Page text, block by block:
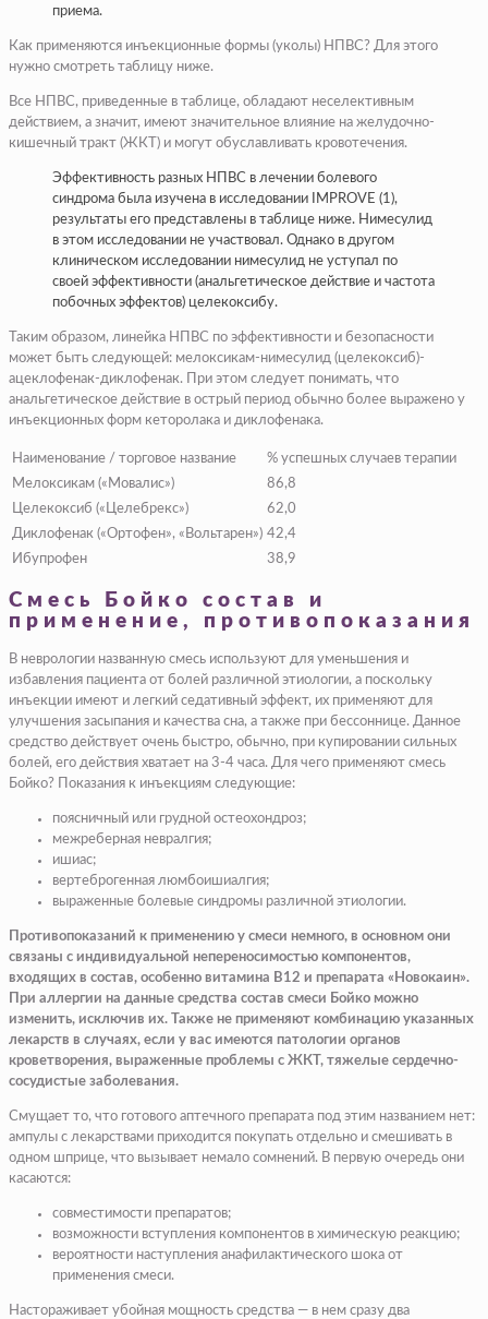
приема.
Как применяются инъекционные формы (уколы) НПВС? Для этого
нужно смотреть таблицу ниже.
Все НПВС, приведенные в таблице, обладают неселективным
действием, а значит, имеют значительное влияние на желудочно-
кишечный тракт (ЖКТ) и могут обуславливать кровотечения.
Эффективность разных НПВС в лечении болевого
синдрома была изучена в исследовании IMPROVE (1),
результаты его представлены в таблице ниже. Нимесулид
в этом исследовании не участвовал. Однако в другом
клиническом исследовании нимесулид не уступал по
своей эффективности (анальгетическое действие и частота
побочных эффектов) целекоксибу.
Таким образом, линейка НПВС по эффективности и безопасности
может быть следующей: мелоксикам-нимесулид (целекоксиб)-
ацеклофенак-диклофенак. При этом следует понимать, что
анальгетическое действие в острый период обычно более выражено у
инъекционных форм кеторолака и диклофенака.
Наименование / торговое название
% успешных случаев терапии
Мелоксикам («Мовалис»)
86,8
Целекоксиб («Целебрекс»)
62,0
Диклофенак («Ортофен», «Вольтарен») 42,4
Ибупрофен
38,9
Смесь Бойко состав и
применение, противопоказания
В неврологии названную смесь используют для уменьшения и
избавления пациента от болей различной этиологии, а поскольку
инъекции имеют и легкий седативный эффект, их применяют для
улучшения засыпания и качества сна, а также при бессоннице. Данное
средство действует очень быстро, обычно, при купировании сильных
болей, его действия хватает на 3-4 часа. Для чего применяют смесь
Бойко? Показания к инъекциям следующие:
поясничный или грудной остеохондроз;
межреберная невралгия;
ишиас;
вертеброгенная люмбоишиалгия;
выраженные болевые синдромы различной этиологии.
Противопоказаний к применению у смеси немного, в основном они
связаны с индивидуальной непереносимостью компонентов,
входящих в состав, особенно витамина В12 и препарата «Новокаин».
При аллергии на данные средства состав смеси Бойко можно
изменить, исключив их. Также не применяют комбинацию указанных
лекарств в случаях, если у вас имеются патологии органов
кроветворения, выраженные проблемы с ЖКТ, тяжелые сердечно-
сосудистые заболевания.
Смущает то, что готового аптечного препарата под этим названием нет:
ампулы с лекарствами приходится покупать отдельно и смешивать в
одном шприце, что вызывает немало сомнений. В первую очередь они
касаются:
совместимости препаратов;
возможности вступления компонентов в химическую реакцию;
вероятности наступления анафилактического шока от
применения смеси.
Настораживает убойная мощность средства — в нем сразу два